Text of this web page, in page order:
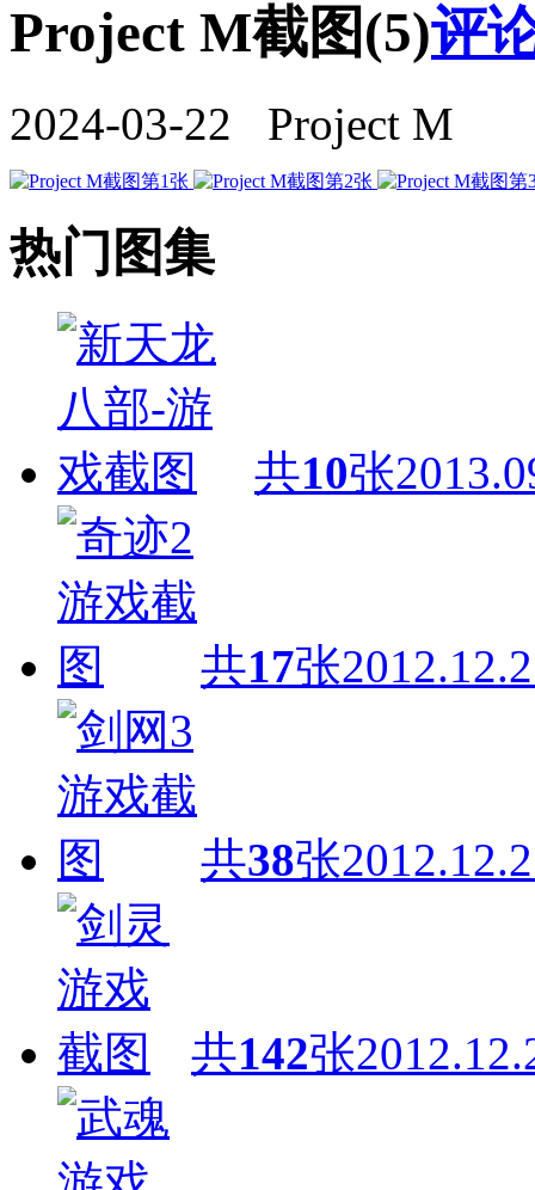
Project M截图(5)评
2024-03-22 Project M
热门图集
共10张
共17张
共38张
共142张